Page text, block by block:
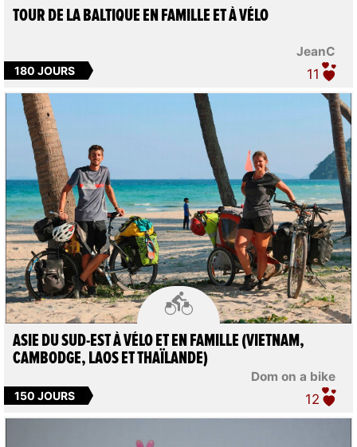
JeanC
TOUR DE LA BALTIQUE EN FAMILLE ET À VÉLO
180 JOURS 11

Dom on a bike
ASIE DU SUD-EST À VÉLO ET EN FAMILLE (VIETNAM,
CAMBODGE, LAOS ET THAÏLANDE)
150 JOURS 12